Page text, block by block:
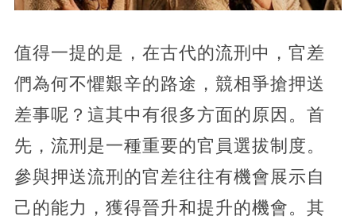
值得一提的是，在古代的流刑中，官差
們為何不懼艱辛的路途，競相爭搶押送
差事呢？這其中有很多方面的原因。首
先，流刑是一種重要的官員選拔制度。
參與押送流刑的官差往往有機會展示自
己的能力，獲得晉升和提升的機會。其